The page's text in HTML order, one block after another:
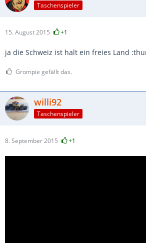
Taschenspieler
15. August 2015 +1
ja die Schweiz ist halt ein freies Land
Grompie gefällt das.
willi92
Taschenspieler
8. September 2015 +1